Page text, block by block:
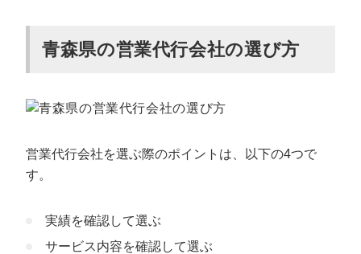
青森県の営業代行会社の選び方
営業代行会社を選ぶ際のポイントは、以下の4つで
す。
実績を確認して選ぶ
サービス内容を確認して選ぶ